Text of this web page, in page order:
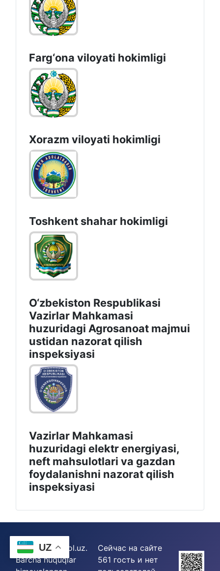
UZ
Farg‘оnа vilоyati hоkimligi
Xorazm vilоyati hоkimligi
Toshkеnt shаhаr hоkimligi
O‘zbekiston Respublikasi
Vazirlar Mahkamasi
huzuridagi Agrosanoat majmui
ustidan nazorat qilish
inspeksiyasi
Vazirlar Mahkamasi
huzuridagi elektr energiyasi,
neft mahsulotlari va gazdan
foydalanishni nazorat qilish
inspeksiyasi
© 2026 istemol.uz.
Barcha huquqlar
Сейчас на сайте
561 гость и нет